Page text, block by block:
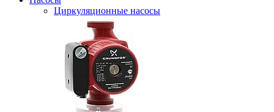
Циркуляционные насосы